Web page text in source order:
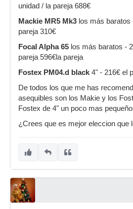
unidad / la pareja 688€
Mackie MR5 Mk3 los más baratos
pareja 310€
Focal Alpha 65 los más baratos -
pareja 596€la pareja
Fostex PM04.d black 4" - 216€ el
De todos los que me has
asequibles son los Makie y los
Fostex de 4" un poco mas
¿Crees que es mejor eleccion que